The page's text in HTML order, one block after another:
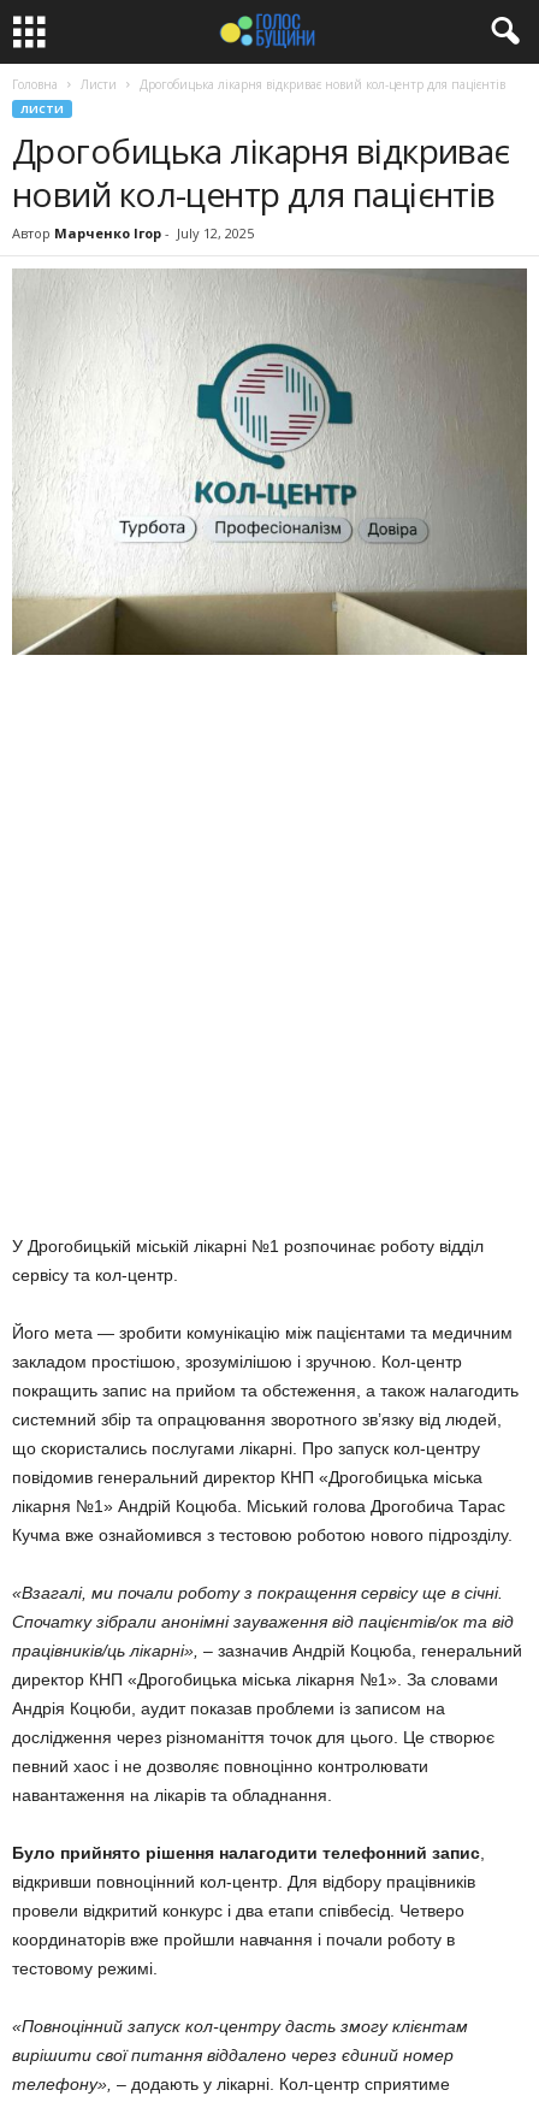
Головна Листи Дрогобицька лікарня відкриває новий кол-центр для пацієнтів
ЛИСТИ
Дрогобицька лікарня відкриває
новий кол-центр для пацієнтів
Автор Марченко Ігор - July 12, 2025
У Дрогобицькій міській лікарні №1 розпочинає роботу відділ
сервісу та кол-центр.
Його мета — зробити комунікацію між пацієнтами та медичним
закладом простішою, зрозумілішою і зручною. Кол-центр
покращить запис на прийом та обстеження, а також налагодить
системний збір та опрацювання зворотного зв’язку від людей,
що скористались послугами лікарні. Про запуск кол-центру
повідомив генеральний директор КНП «Дрогобицька міська
лікарня №1» Андрій Коцюба. Міський голова Дрогобича Тарас
Кучма вже ознайомився з тестовою роботою нового підрозділу.
«Взагалі, ми почали роботу з покращення сервісу ще в січні.
Спочатку зібрали анонімні зауваження від пацієнтів/ок та від
працівників/ць лікарні», – зазначив Андрій Коцюба, генеральний
директор КНП «Дрогобицька міська лікарня №1». За словами
Андрія Коцюби, аудит показав проблеми із записом на
дослідження через різноманіття точок для цього. Це створює
певний хаос і не дозволяє повноцінно контролювати
навантаження на лікарів та обладнання.
Було прийнято рішення налагодити телефонний запис
відкривши повноцінний кол-центр. Для відбору працівників
провели відкритий конкурс і два етапи співбесід. Четверо
координаторів вже пройшли навчання і почали роботу в
тестовому режимі.
«Повноцінний запуск кол-центру дасть змогу клієнтам
вирішити свої питання віддалено через єдиний номер
телефону», – додають у лікарні. Кол-центр сприятиме